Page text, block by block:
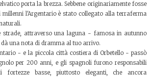
porta la brezza. Sebbene originariamente fosse
millenni l'Argentario è stato collegato alla terraferma
strade, attraverso una laguna - famosa in autunno
una nota di dramma al tuo arrivo.
- e la piccola città costiera di Orbetello - passò
per 200 anni, e gli spagnoli furono responsabili
fortezze basse, piuttosto eleganti, che ancora